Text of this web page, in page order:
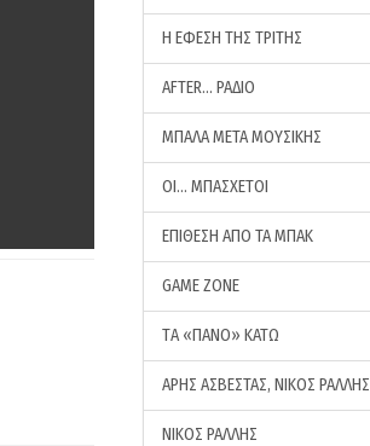
Η ΕΦΕΣΗ ΤΗΣ ΤΡΙΤΗΣ
AFTER… ΡΑΔΙΟ
ΜΠΑΛΑ ΜΕΤΑ ΜΟΥΣΙΚΗΣ
ΟΙ… ΜΠΑΣΧΕΤΟΙ
ΕΠΙΘΕΣΗ ΑΠΟ ΤΑ ΜΠΑΚ
GAME ZONE
ΤA «ΠΑΝΟ» ΚΑΤΩ
ΑΡΗΣ ΑΣΒΕΣΤΑΣ, ΝΙΚΟΣ ΡΑΛΛΗΣ
ΝΙΚΟΣ ΡΑΛΛΗΣ